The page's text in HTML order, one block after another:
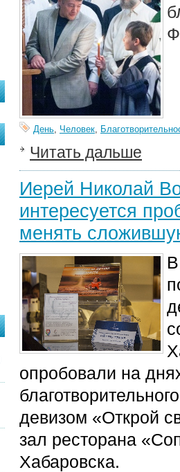
День, Человек,
Читать дальше
Иерей Николай
интересуется
менять
опробовали на
девизом «Открой
зал ресторана
Хабаровска.